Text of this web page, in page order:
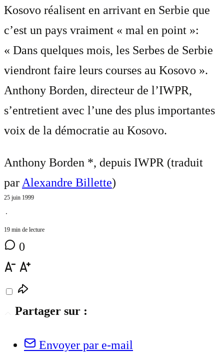
Kosovo réalisent en arrivant en Serbie que
c’est un pays vraiment « mal en point »:
« Dans quelques mois, les Serbes de Serbie
viendront faire leurs courses au Kosovo ».
Anthony Borden, directeur de l’IWPR,
s’entretient avec l’une des plus importantes
voix de la démocratie au Kosovo.
Anthony Borden *, depuis IWPR (traduit
parAlexandre Billette)
25 juin 1999
⋅
19 min de lecture
0
Partager sur :
Envoyer par e-mail